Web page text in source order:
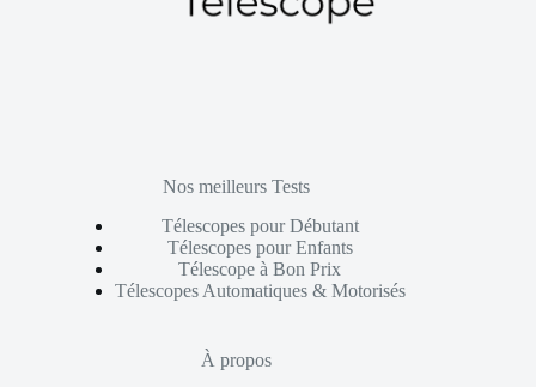
Nos meilleurs Tests
Télescopes pour Débutant
Télescopes pour Enfants
Télescope à Bon Prix
Télescopes Automatiques & Motorisés
À propos